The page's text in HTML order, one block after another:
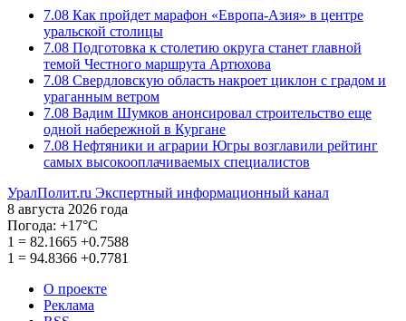
7.08 Как пройдет марафон «Европа-Азия» в центре
уральской столицы
7.08 Подготовка к столетию округа станет главной
темой Честного маршрута Артюхова
7.08 Свердловскую область накроет циклон с градом и
ураганным ветром
7.08 Вадим Шумков анонсировал строительство еще
одной набережной в Кургане
7.08 Нефтяники и аграрии Югры возглавили рейтинг
самых высокооплачиваемых специалистов
УралПолит.ru Экспертный информационный канал
8 августа 2026 года
Погода: +17°С
1 = 82.1665 +0.7588
1 = 94.8366 +0.7781
О проекте
Реклама